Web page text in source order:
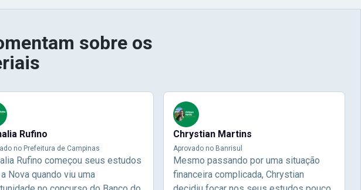
sobre os
Rufino
no Prefeitura de Campinas
Rufino começou seus estudos
Nova quando viu uma
Chrystian Martins
Aprovado no Banrisul
Mesmo passando por uma situação
financeira complicada, Chrystian